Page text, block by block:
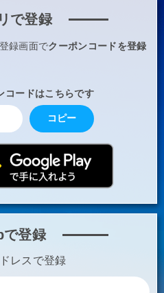
で登録
録画面でクーポンコードを登録
コードはこちらです
コピー
で登録
レスで登録